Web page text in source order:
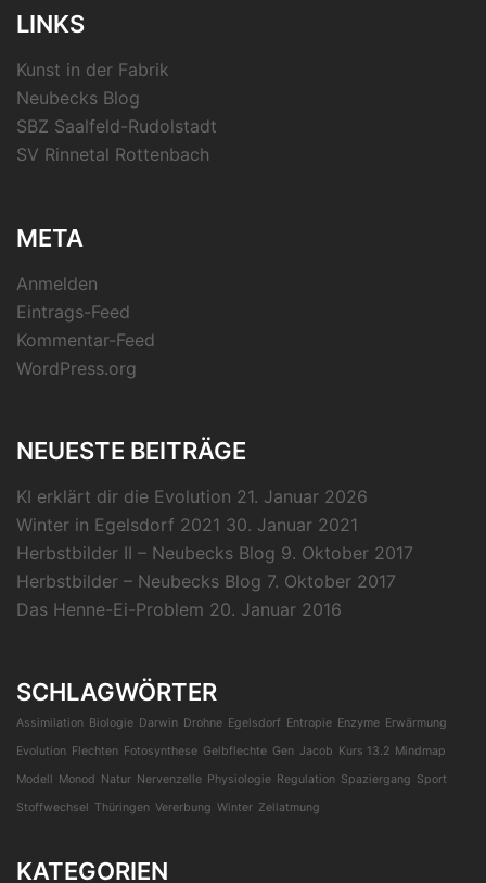
LINKS
Kunst in der Fabrik
Neubecks Blog
SBZ Saalfeld-Rudolstadt
SV Rinnetal Rottenbach
META
Anmelden
Eintrags-Feed
Kommentar-Feed
WordPress.org
NEUESTE BEITRÄGE
KI erklärt dir die Evolution 21. Januar 2026
Winter in Egelsdorf 2021 30. Januar 2021
Herbstbilder II – Neubecks Blog 9. Oktober 2017
Herbstbilder – Neubecks Blog 7. Oktober 2017
Das Henne-Ei-Problem 20. Januar 2016
SCHLAGWÖRTER
Assimilation Biologie Darwin Drohne Egelsdorf Entropie Enzyme Erwärmung
Evolution Flechten Fotosynthese Gelbflechte Gen Jacob Kurs 13.2 Mindmap
Modell
Monod Natur Nervenzelle Physiologie Regulation Spaziergang Sport
Stoffwechsel
Thüringen Vererbung Winter Zellatmung
KATEGORIEN